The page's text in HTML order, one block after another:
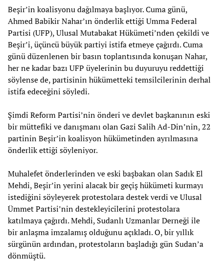
Beşir’in koalisyonu dağılmaya başlıyor. Cuma günü,
Ahmed Babikir Nahar’ın önderlik ettiği Umma Federal
Partisi (UFP), Ulusal Mutabakat Hükümeti’nden çekildi ve
Beşir’i, üçüncü büyük partiyi istifa etmeye çağırdı. Cuma
günü düzenlenen bir basın toplantısında konuşan Nahar,
her ne kadar bazı UFP üyelerinin bu duyuruyu reddettiği
söylense de, partisinin hükümetteki temsilcilerinin derhal
istifa edeceğini söyledi.
Şimdi Reform Partisi’nin önderi ve devlet başkanının eski
bir müttefiki ve danışmanı olan Gazi Salih Ad-Din’nin, 22
partinin Beşir’in koalisyon hükümetinden ayrılmasına
önderlik ettiği söyleniyor.
Muhalefet önderlerinden ve eski başbakan olan Sadık El
Mehdi, Beşir’in yerini alacak bir geçiş hükümeti kurmayı
istediğini söyleyerek protestolara destek verdi ve Ulusal
Ümmet Partisi’nin destekleyicilerini protestolara
katılmaya çağırdı. Mehdi, Sudanlı Uzmanlar Derneği ile
bir anlaşma imzalamış olduğunu açıkladı. O, bir yıllık
sürgünün ardından, protestoların başladığı gün Sudan’a
dönmüştü.